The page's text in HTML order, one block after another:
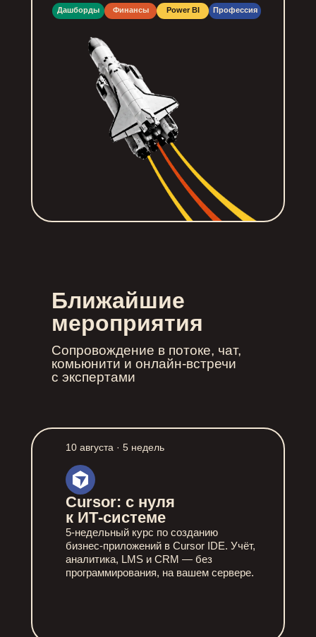
Дашборды Финансы Power BI Профессия
Ближайшие
мероприятия
Сопровождение в потоке, чат,
комьюнити и онлайн-встречи
с экспертами
Cursor: с нуля
к ИТ‑системе
5-недельный курс по созданию
бизнес-приложений в Cursor IDE. Учёт,
аналитика, LMS и CRM — без
программирования, на вашем сервере.
10 августа · 5 недель